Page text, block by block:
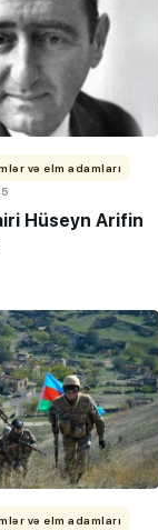
və elm adamları
Hüseyn Arifin
və elm adamları